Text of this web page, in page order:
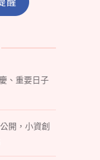
、重要日子
開，小資創